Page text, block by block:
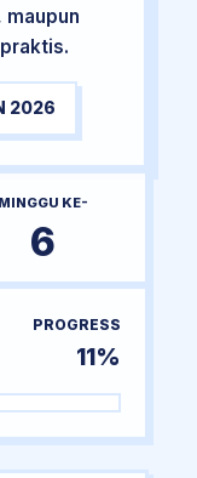
maupun
2026
MINGGU KE-
6
PROGRESS
11%